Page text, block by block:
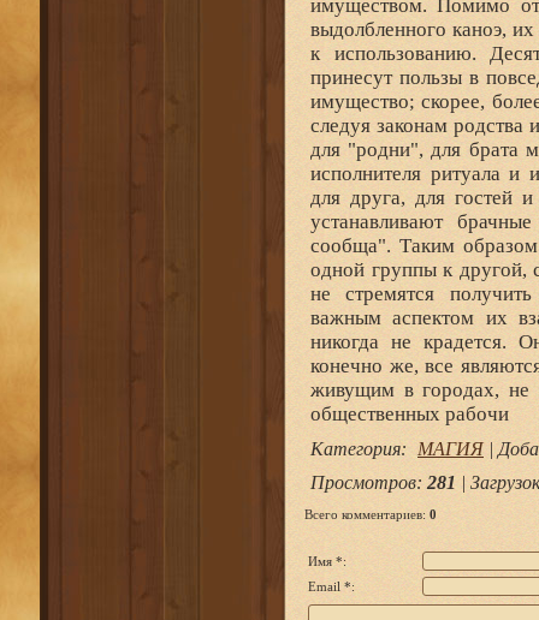
имуществом. Помимо
выдолбленного каноэ,
к использованию.
принесут пользы в
имущество; скорее,
следуя законам родства
для "родни", для брата
исполнителя ритуала и
для друга, для гостей
устанавливают
сообща". Таким
одной группы к другой,
не стремятся получить
важным аспектом их
никогда не крадется.
конечно же, все
живущим в городах, не
общественных рабочи
Категория: МАГИЯ|
Просмотров: 281 | Загрузок
Всего комментариев: 0
Имя *:
Email *: